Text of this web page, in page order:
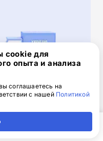
на обучение
cookie для
опыта и анализа
соглашаетесь на
с нашей Политикой